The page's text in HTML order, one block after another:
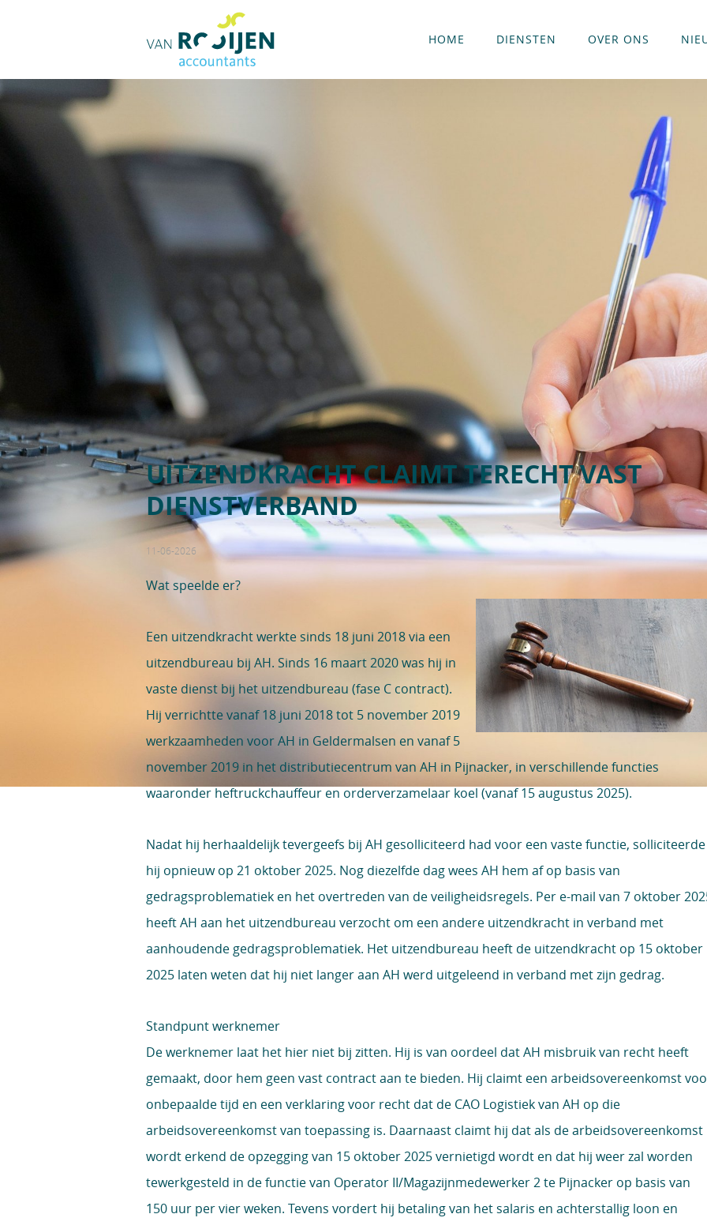
HOME DIENSTEN OVER ONS
UITZENDKRACHT CLAIMT TERECHT VAST
DIENSTVERBAND
11-06-2026
Wat speelde er?
Een uitzendkracht werkte sinds 18 juni 2018 via een
uitzendbureau bij AH. Sinds 16 maart 2020 was hij in
vaste dienst bij het uitzendbureau (fase C contract).
Hij verrichtte vanaf 18 juni 2018 tot 5 november 2019
werkzaamheden voor AH in Geldermalsen en vanaf 5
november 2019 in het distributiecentrum van AH in Pijnacker, in verschillende functies
waaronder heftruckchauffeur en orderverzamelaar koel (vanaf 15 augustus 2025).
Nadat hij herhaaldelijk tevergeefs bij AH gesolliciteerd had voor een vaste functie, solliciteerde
hij opnieuw op 21 oktober 2025. Nog diezelfde dag wees AH hem af op basis van
gedragsproblematiek en het overtreden van de veiligheidsregels. Per e-mail van 7 oktober
heeft AH aan het uitzendbureau verzocht om een andere uitzendkracht in verband met
aanhoudende gedragsproblematiek. Het uitzendbureau heeft de uitzendkracht op 15 oktober
2025 laten weten dat hij niet langer aan AH werd uitgeleend in verband met zijn gedrag.
Standpunt werknemer
De werknemer laat het hier niet bij zitten. Hij is van oordeel dat AH misbruik van recht heeft
gemaakt, door hem geen vast contract aan te bieden. Hij claimt een arbeidsovereenkomst
onbepaalde tijd en een verklaring voor recht dat de CAO Logistiek van AH op die
arbeidsovereenkomst van toepassing is. Daarnaast claimt hij dat als de arbeidsovereenkomst
wordt erkend de opzegging van 15 oktober 2025 vernietigd wordt en dat hij weer zal worden
tewerkgesteld in de functie van Operator II/Magazijnmedewerker 2 te Pijnacker op basis van
150 uur per vier weken. Tevens vordert hij betaling van het salaris en achterstallig loon en